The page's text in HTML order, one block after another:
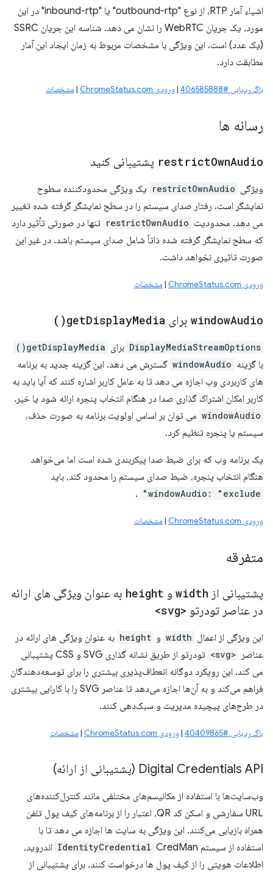
اشیاء آمار RTP، از نوع "outbound-rtp" یا "inbound-rtp" در این
مورد، یک جریان WebRTC را نشان می دهد. شناسه این جریان SSRC
(یک عدد) است. این ویژگی با مشخصات مربوط به زمان ایجاد این آمار
مطابقت دارد.
باگ ردیابی #406585888 |ورودی ChromeStatus.com | مشخصات
رسانه ها
restrictOwnAudio پشتیبانی کنید
ویژگی restrictOwnAudio یک ویژگی محدودکننده سطوح
نمایشگر است. رفتار صدای سیستم را در سطح نمایشگر گرفته شده تغییر
می دهد. محدودیت restrictOwnAudio تنها در صورتی تأثیر دارد
که سطح نمایشگر گرفته شده ذاتاً شامل صدای سیستم باشد. در غیر این
صورت تاثیری نخواهد داشت.
ورودی ChromeStatus.com | مشخصات
windowAudio برای getDisplayMedia(
)
DisplayMediaStreamOptions برای getDisplayMedia()
با گزینه windowAudio گسترش می دهد. این گزینه جدید به برنامه
های کاربردی وب اجازه می دهد تا به عامل کاربر اشاره کنند که آیا باید به
کاربر امکان اشتراک گذاری صدا در هنگام انتخاب پنجره ارائه شود یا خیر.
windowAudio می توان بر اساس اولویت برنامه به صورت حذف،
سیستم یا پنجره تنظیم کرد.
یک برنامه وب که برای ضبط صدا پیکربندی شده است اما می‌خواهد
هنگام انتخاب پنجره، ضبط صدای سیستم را محدود کند، باید
windowAudio: "exclude"
.
ورودی ChromeStatus.com | مشخصات
متفرقه
پشتیبانی از width و height به عنوان ویژگی های ارائه
در عناصر تودرتو <svg>
این ویژگی از اعمال width و height به عنوان ویژگی های ارائه در
عناصر
<svg>
تودرتو از طریق نشانه گذاری SVG و CSS پشتیبانی
می کند. این رویکرد دوگانه انعطاف‌پذیری بیشتری را برای توسعه‌دهندگان
فراهم می‌کند و به آن‌ها اجازه می‌دهد تا عناصر SVG را با کارایی بیشتری
در طرح‌های پیچیده مدیریت و سبک‌دهی کنند.
باگ ردیابی #40409865 |ورودی ChromeStatus.com | مشخصات
Digital Credentials API (پشتیبانی از ارائه)
وب‌سایت‌ها با استفاده از مکانیسم‌های مختلفی مانند کنترل‌کننده‌های
URL سفارشی و اسکن کد QR، اعتبار را از برنامه‌های کیف پول تلفن
همراه بازیابی می‌کنند. این ویژگی به سایت ها اجازه می دهد تا با
استفاده از سیستم
IdentityCredential CredMan اندروید،
اطلاعات هویتی را از کیف پول ها درخواست کنند. برای پشتیبانی از